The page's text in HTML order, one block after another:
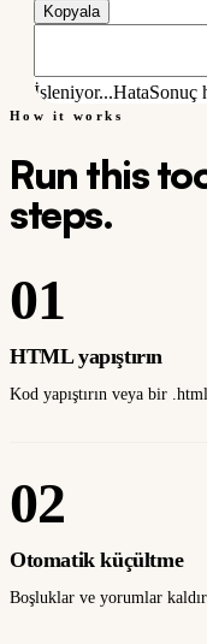
Kopyala
İşleniyor...HataSonuç
How it works
Run this
steps.
01
HTML yapıştırın
Kod yapıştırın veya bir
02
Otomatik küçültme
Boşluklar ve yorumlar